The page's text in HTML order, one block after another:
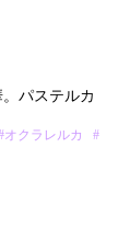
パステルカ
オクラレルカ
#